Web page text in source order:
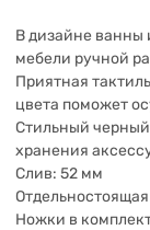
В дизайне ванны
мебели ручной
Приятная
цвета поможет
Стильный черный
хранения
Слив: 52 мм
Отдельностоящая
Ножки в